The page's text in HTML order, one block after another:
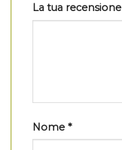
La tua recensione
Nome *